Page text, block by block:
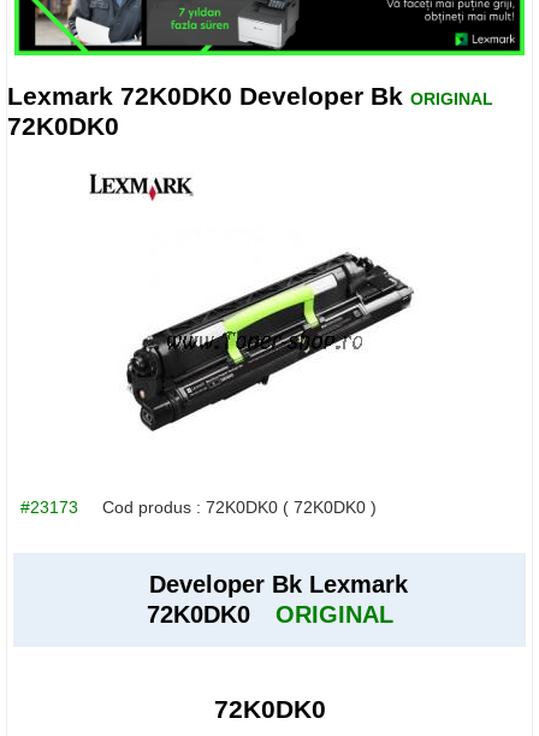
Lexmark 72K0DK0 Developer Bk ORIGINAL
72K0DK0
#23173 Cod produs : 72K0DK0 ( 72K0DK0 )
Developer Bk Lexmark
72K0DK0
ORIGINAL
72K0DK0